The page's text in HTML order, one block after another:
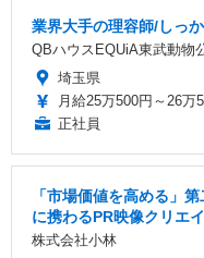
業界大手の理容師/しっ
QBハウスEQUiA東武動物
埼玉県
月給25万500円～26万
正社員
「市場価値を高める」
に携わるPR映像クリエ
株式会社小林